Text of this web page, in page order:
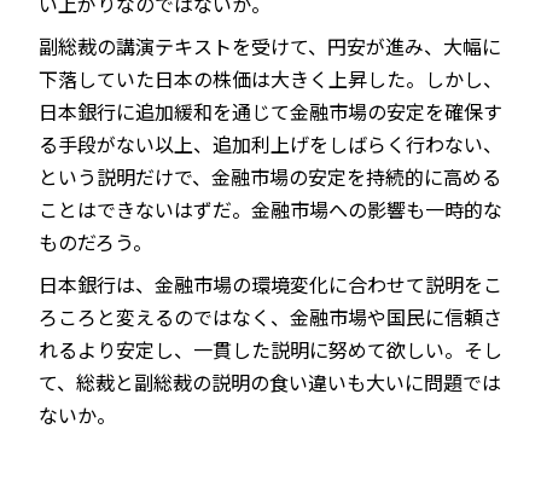
副総裁の講演テキストを受けて、円安が進み、大幅に
下落していた日本の株価は大きく上昇した。しかし、
日本銀行に追加緩和を通じて金融市場の安定を確保す
る手段がない以上、追加利上げをしばらく行わない、
という説明だけで、金融市場の安定を持続的に高める
ことはできないはずだ。金融市場への影響も一時的な
ものだろう。
日本銀行は、金融市場の環境変化に合わせて説明をこ
ろころと変えるのではなく、金融市場や国民に信頼さ
れるより安定し、一貫した説明に努めて欲しい。そし
て、総裁と副総裁の説明の食い違いも大いに問題では
ないか。